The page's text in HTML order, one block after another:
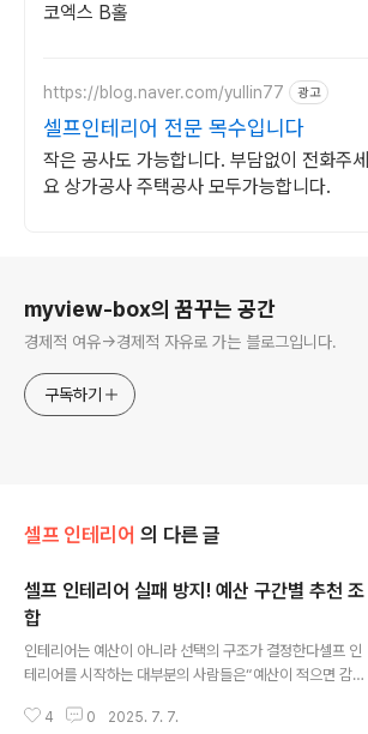
코엑스 B홀
https://blog.naver.com/yullin77 광고
셀프인테리어 전문 목수입니다
작은 공사도 가능합니다. 부담없이 전화주세
요 상가공사 주택공사 모두가능합니다.
myview-box의 꿈꾸는 공간
경제적 여유->경제적 자유로 가는 블로그입니다.
구독하기
셀프 인테리어 의 다른 글
셀프 인테리어 실패 방지! 예산 구간별 추천 조
합
인테리어는 예산이 아니라 선택의 구조가 결정한다셀프 인
테리어를 시작하는 대부분의 사람들은“예산이 적으면 감
리어에서 가장 중요한 요소는금액의 크기보다는 그 금액을
4 0 2025. 7. 7.